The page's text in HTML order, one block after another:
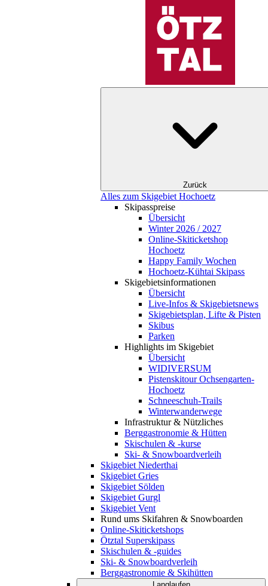
Zurück
Alles zum Skigebiet Hochoetz
Skipasspreise
Übersicht
Winter 2026 / 2027
Online-Skiticketshop
Hochoetz
Happy Family Wochen
Hochoetz-Kühtai Skipass
Skigebietsinformationen
Übersicht
Live-Infos & Skigebietsnews
Skigebietsplan, Lifte & Pisten
Skibus
Parken
Highlights im Skigebiet
Übersicht
WIDIVERSUM
Pistenskitour Ochsengarten-
Hochoetz
Schneeschuh-Trails
Winterwanderwege
Infrastruktur & Nützliches
Berggastronomie & Hütten
Skischulen & -kurse
Ski- & Snowboardverleih
Skigebiet Niederthai
Skigebiet Gries
Skigebiet Sölden
Skigebiet Gurgl
Skigebiet Vent
Rund ums Skifahren & Snowboarden
Online-Skiticketshops
Ötztal Superskipass
Skischulen & -guides
Ski- & Snowboardverleih
Berggastronomie & Skihütten